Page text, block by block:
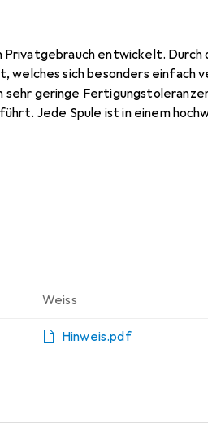
entwickelt.
sich besonders einfach
geringe
Jede Spule ist in einem
Weiss
Hinweis.pdf